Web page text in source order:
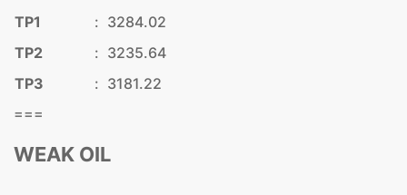
TP1
: 3284.02
TP2
: 3235.64
TP3
: 3181.22
===
WEAK OIL